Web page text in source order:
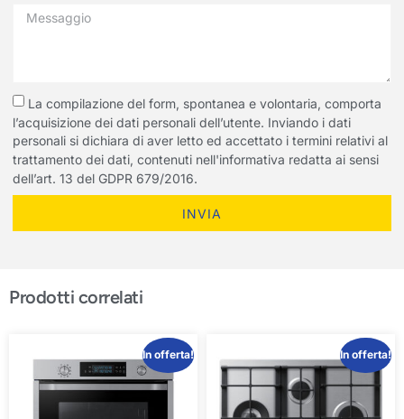
La compilazione del form, spontanea e volontaria, comporta
l’acquisizione dei dati personali dell’utente. Inviando i dati
personali si dichiara di aver letto ed accettato i termini relativi al
trattamento dei dati, contenuti nell'informativa redatta ai sensi
dell’art. 13 del GDPR 679/2016.
INVIA
Prodotti correlati
In offerta! In offerta!